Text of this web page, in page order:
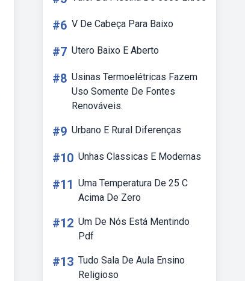
#6 V De Cabeça Para Baixo
#7 Utero Baixo E Aberto
#8 Usinas Termoelétricas Fazem
Uso Somente De Fontes
Renováveis.
#9 Urbano E Rural Diferenças
#10 Unhas Classicas E Modernas
#11 Uma Temperatura De 25 C
Acima De Zero
#12 Um De Nós Está Mentindo
Pdf
#13 Tudo Sala De Aula Ensino
Religioso